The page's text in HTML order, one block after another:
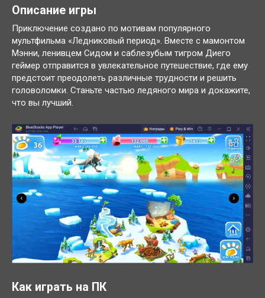
Описание игры
Приключение создано по мотивам популярного
мультфильма «Ледниковый период». Вместе с мамонтом
Мэнни, ленивцем Сидом и саблезубым тигром Диего
геймер отправится в увлекательное путешествие, где ему
предстоит преодолеть различные трудности и решить
головоломки. Станьте частью ледяного мира и докажите,
что вы лучший.
Как играть на ПК